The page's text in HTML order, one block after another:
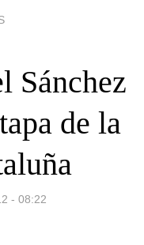
Sánchez
de la
- 08:22